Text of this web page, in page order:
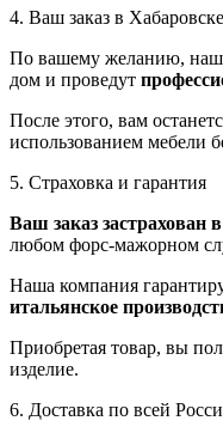
4. Ваш заказ в Хабаровске
По вашему желанию, наши
дом и проведут
После этого, вам
использованием мебели
5. Страховка и гарантия
Ваш заказ застрахован
любом форс-мажорном
Наша компания
итальянское
Приобретая товар, вы
изделие.
6. Доставка по всей